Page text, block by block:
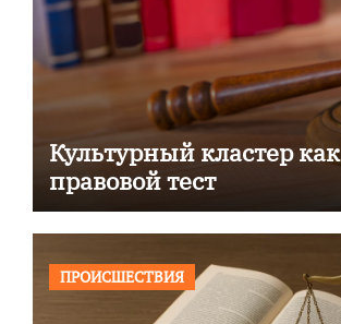
Культурный кластер как
правовой тест
ПРОИСШЕСТВИЯ